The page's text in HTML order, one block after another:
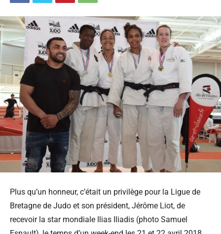
Plus qu’un honneur, c’était un privilège pour la Ligue de
Bretagne de Judo et son président, Jérôme Liot, de
recevoir la star mondiale Ilias Iliadis (photo Samuel